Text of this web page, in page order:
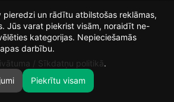
0
56
MIN.
8
un rādītu atbilstošas reklāmas,
Jūs varat piekrist visām, noraidīt ne-
kategorijas. Nepieciešamās
darbību.
/ Sīkdatņu politikā.
Piekrītu visam